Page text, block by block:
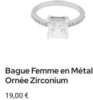
Bague Femme en Métal
Ornée Zirconium
19,00 €